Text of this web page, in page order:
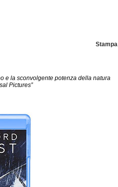
Stampa
e la sconvolgente potenza della natura
Pictures”